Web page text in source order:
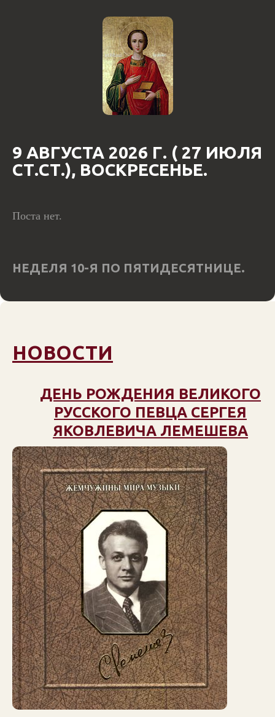
9 АВГУСТА 2026 Г. ( 27 ИЮЛЯ
СТ.СТ.), ВОСКРЕСЕНЬЕ.
Поста нет.
НЕДЕЛЯ 10-Я ПО ПЯТИДЕСЯТНИЦЕ.
НОВОСТИ
ДЕНЬ РОЖДЕНИЯ ВЕЛИКОГО
РУССКОГО ПЕВЦА СЕРГЕЯ
ЯКОВЛЕВИЧА ЛЕМЕШЕВА